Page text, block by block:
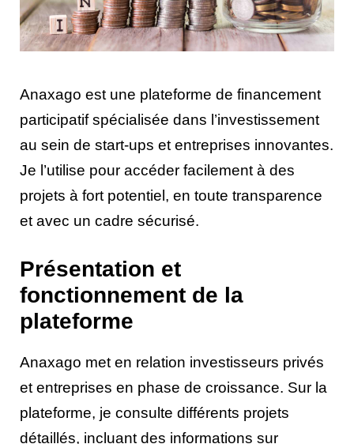
Anaxago est une plateforme de financement
participatif spécialisée dans l’investissement
au sein de start-ups et entreprises innovantes.
Je l’utilise pour accéder facilement à des
projets à fort potentiel, en toute transparence
et avec un cadre sécurisé.
Présentation et
fonctionnement de la
plateforme
Anaxago met en relation investisseurs privés
et entreprises en phase de croissance. Sur la
plateforme, je consulte différents projets
détaillés, incluant des informations sur